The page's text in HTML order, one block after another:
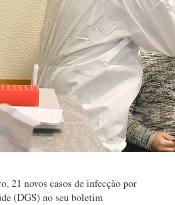
21 novos casos de infecção por
(DGS) no seu boletim